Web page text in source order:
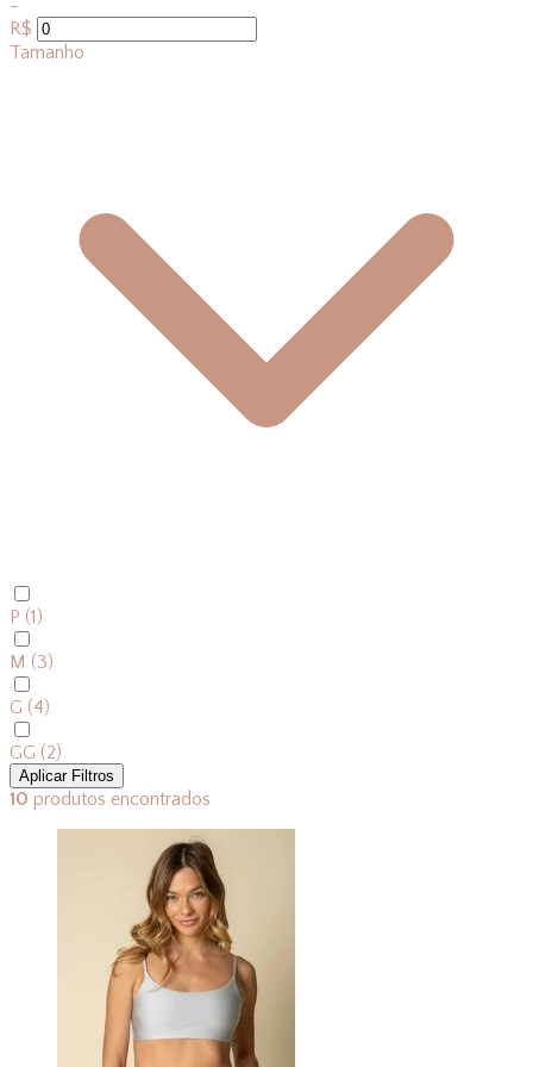
-
R$
Tamanho
P (1)
M (3)
G (4)
GG (2)
Aplicar Filtros
10 produtos encontrados